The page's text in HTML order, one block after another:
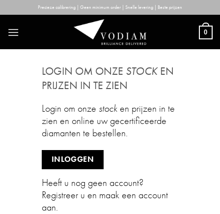
to
content
Precieze calibrering | Geen minimum order | Snelle levering | Beste prijzen
0
LOGIN OM ONZE STOCKEN
PRIJZEN IN TE ZIEN
Login om onze stock en prijzen in te
zien en online uw gecertificeerde
diamanten te bestellen.
INLOGGEN
Heeft u nog geen account?
Registreer u en maak een account
aan.